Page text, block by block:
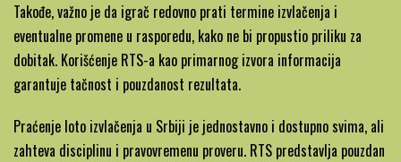
Takođe, važno je da igrač redovno prati termine izvlačenja i
eventualne promene u rasporedu, kako ne bi propustio priliku za
dobitak. Korišćenje RTS-a kao primarnog izvora informacija
garantuje tačnost i pouzdanost rezultata.
Praćenje loto izvlačenja u Srbiji je jednostavno i dostupno svima, ali
zahteva disciplinu i pravovremenu proveru. RTS predstavlja pouzdan